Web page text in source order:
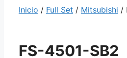
Inicio / Full Set / Mitsubishi /
FS-4501-SB2